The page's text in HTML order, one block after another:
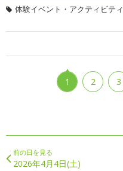
体験イベント・アクティビティ
1 2 3
前の日を見る
2026年4月4日(土)